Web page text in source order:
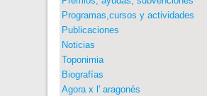
Programas,cursos y actividades
Publicaciones
Noticias
Toponimia
Biografías
Agora x l' aragonés